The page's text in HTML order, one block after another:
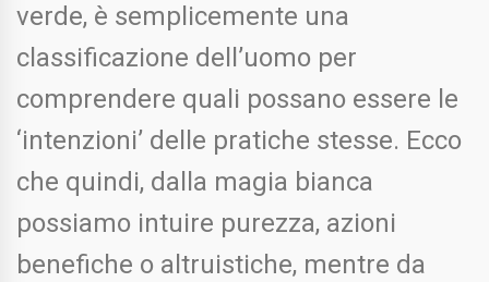
verde, è semplicemente una
classificazione dell’uomo per
comprendere quali possano essere le
‘intenzioni’ delle pratiche stesse. Ecco
che quindi, dalla magia bianca
possiamo intuire purezza, azioni
benefiche o altruistiche, mentre da